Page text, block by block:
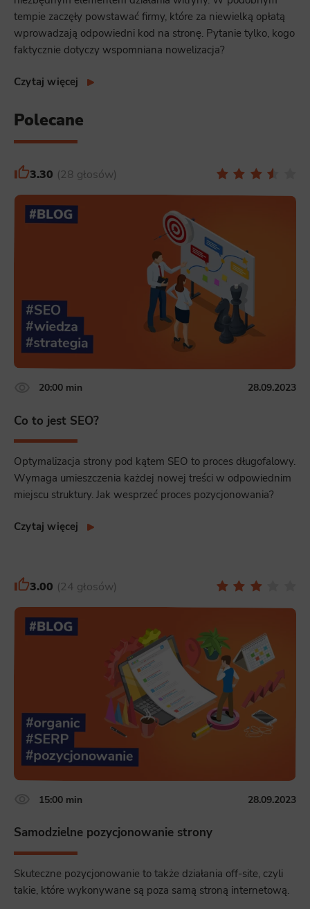
tempie zaczęły powstawać firmy, które za niewielką opłatą
wprowadzają odpowiedni kod na stronę. Pytanie tylko, kogo
faktycznie dotyczy wspomniana nowelizacja?
Czytaj więcej
Polecane
3.30 28 głosów
20:00 min 28.09.2023
Co to jest SEO?
Optymalizacja strony pod kątem SEO to proces długofalowy.
Wymaga umieszczenia każdej nowej treści w odpowiednim
miejscu struktury. Jak wesprzeć proces pozycjonowania?
Czytaj więcej
3.00 24 głosów
15:00 min 28.09.2023
Samodzielne pozycjonowanie strony
Skuteczne pozycjonowanie to także działania off-site, czyli
takie, które wykonywane są poza samą stroną internetową.